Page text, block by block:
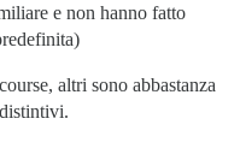
e non hanno fatto
altri sono abbastanza